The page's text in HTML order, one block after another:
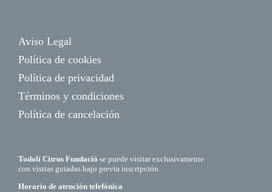
Aviso Legal
Política de cookies
Política de privacidad
Términos y condiciones
Política de cancelación
Todolí Citrus Fundació se puede visitar exclusivamente
con visitas guiadas bajo previa inscripción.
Horario de atención telefónica